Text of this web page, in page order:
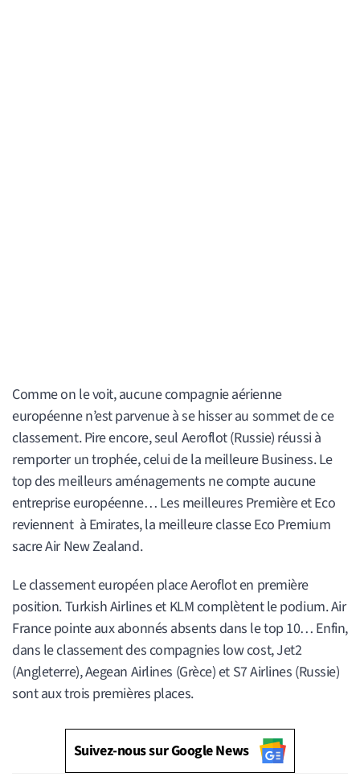
Comme on le voit, aucune compagnie aérienne
européenne n’est parvenue à se hisser au sommet de ce
classement. Pire encore, seul Aeroflot (Russie) réussi à
remporter un trophée, celui de la meilleure Business. Le
top des meilleurs aménagements ne compte aucune
entreprise européenne… Les meilleures Première et Eco
reviennent à Emirates, la meilleure classe Eco Premium
sacre Air New Zealand.
Le classement européen place Aeroflot en première
position. Turkish Airlines et KLM complètent le podium. Air
France pointe aux abonnés absents dans le top 10… Enfin,
dans le classement des compagnies low cost, Jet2
(Angleterre), Aegean Airlines (Grèce) et S7 Airlines (Russie)
sont aux trois premières places.
Suivez-nous sur Google News